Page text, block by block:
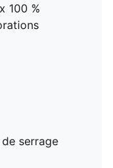
100 %
serrage